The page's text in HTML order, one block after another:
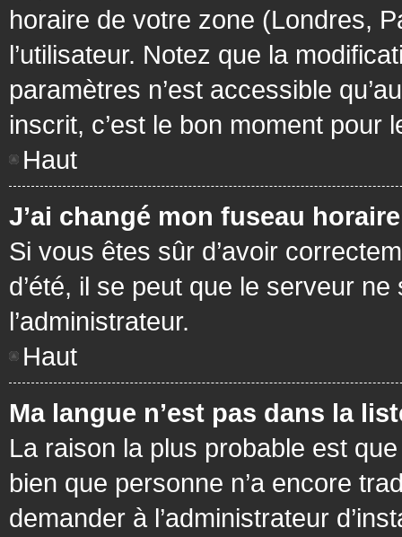
horaire de votre zone (Londres,
l’utilisateur. Notez que la
paramètres n’est accessible
inscrit, c’est le bon moment pour
Haut
J’ai changé mon fuseau
Si vous êtes sûr d’avoir
d’été, il se peut que le serveur
l’administrateur.
Haut
Ma langue n’est pas dans la
La raison la plus probable est
bien que personne n’a encore
demander à l’administrateur